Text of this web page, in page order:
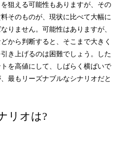
狙える可能性もありますが、その
そのものが、現状に比べて大幅に
りません。可能性はありますが、
から判断すると、そこまで大きく
き上げるのは困難でしょう。した
を高値にして、しばらく横ばいで
最もリーズナブルなシナリオだと
リオは?